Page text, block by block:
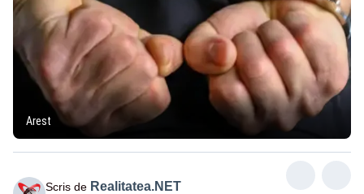
Arest
Scris de Realitatea.NET